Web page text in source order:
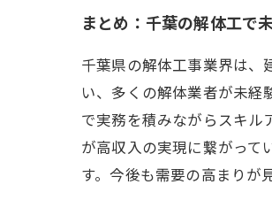
まとめ：千葉の解体工で
千葉県の解体工事業界は、
い、多くの解体業者が未
で実務を積みながらスキル
が高収入の実現に繋がって
す。今後も需要の高まりが